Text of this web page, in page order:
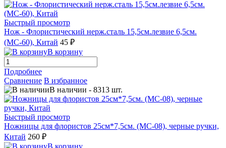
Быстрый просмотр
Нож - Флористический нерж.сталь 15,5см.лезвие 6,5см.
(МС-60), Китай 45 ₽
В корзину
Подробнее
Сравнение В избранное
В наличии - 8313 шт.
Быстрый просмотр
Ножницы для флористов 25см*7,5см. (МС-08), черные ручки,
Китай 260 ₽
В корзину